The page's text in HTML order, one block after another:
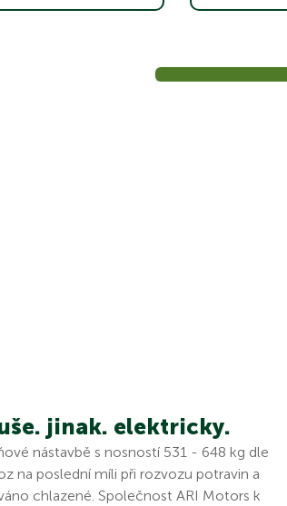
jinak. elektricky.
nástavbě s nosností 531 - 648 kg dle
na poslední míli při rozvozu potravin a
chlazené. Společnost ARI Motors k